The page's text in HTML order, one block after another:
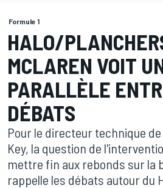
Formule 1
HALO/
MCLAREN VOIT
PARALLÈLE
DÉBATS
Pour le directeur technique
Key, la question de
mettre fin aux rebonds sur la
rappelle les débats autour du